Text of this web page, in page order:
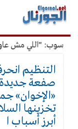
القائمة
الرئيسية
"اللي مش عاوز
التنظيم
صفعة
«الإخوان»
تخزينها
أبرز أسباب ا